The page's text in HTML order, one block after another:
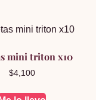
mini triton x10
$4,100